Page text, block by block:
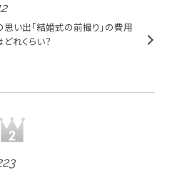
い出「結婚式の前撮り」の費用
れくらい？